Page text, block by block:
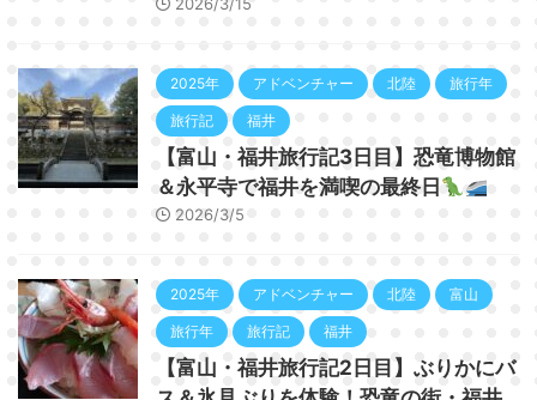
2025年 アドベンチャー 北陸 旅行年
旅行記 福井
【富山・福井旅行記3日目】恐竜博物館
＆永平寺で福井を満喫の最終日
2026/3/5
2025年 アドベンチャー 北陸 富山
旅行年 旅行記 福井
【富山・福井旅行記2日目】ぶりかにバ